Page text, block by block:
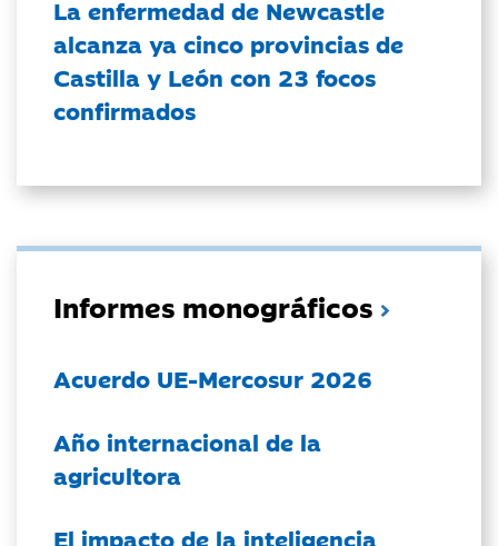
La enfermedad de Newcastle
alcanza ya cinco provincias de
Castilla y León con 23 focos
confirmados
Informes monográficos
Acuerdo UE-Mercosur 2026
Año internacional de la
agricultora
El impacto de la inteligencia